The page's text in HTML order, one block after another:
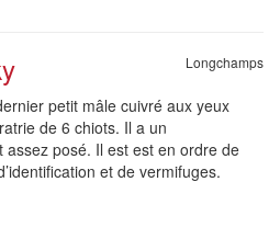
Longchamps
petit mâle cuivré aux yeux
de 6 chiots. Il a un
assez posé. Il est est en ordre de
et de vermifuges.